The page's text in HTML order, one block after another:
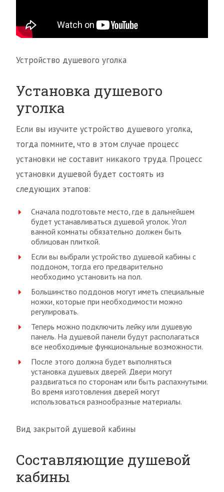
Устройство душевого уголка
Установка душевого
уголка
Если вы изучите устройство душевого уголка,
тогда помните, что в этом случае процесс
установки не составит никакого труда. Процесс
установки душевой будет состоять из
следующих этапов:
Сначала подготовьте место, где в дальнейшем
будет устанавливаться душевой уголок. Угол
ванной комнаты обязательно должен быть
облицован плиткой.
Если вы выбрали устройство душевой кабины с
поддоном, тогда его предварительно
необходимо установить на пол.
Большинство поддонов могут иметь специальные
ножки, которые при необходимости можно
регулировать.
Теперь можно подключить лейку или душевую
панель. На душевой панели будут располагаться
все необходимые функциональные возможности.
После этого должна будет выполняться
установка душевых дверей. Двери могут
раздвигаться по сторонам или быть распахнутыми.
Во время изготовления дверей могут
использоваться разнообразные материалы.
Вид закрытой душевой кабины
Составляющие душевой
кабины